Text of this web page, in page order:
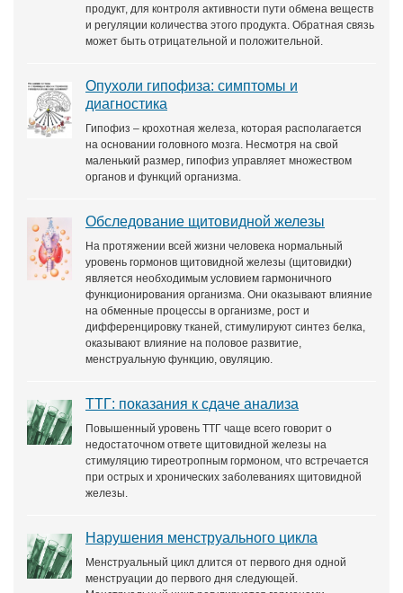
продукт, для контроля активности пути обмена веществ
и регуляции количества этого продукта. Обратная связь
может быть отрицательной и положительной.
Опухоли гипофиза: симптомы и
диагностика
Гипофиз – крохотная железа, которая располагается
на основании головного мозга. Несмотря на свой
маленький размер, гипофиз управляет множеством
органов и функций организма.
Обследование щитовидной железы
На протяжении всей жизни человека нормальный
уровень гормонов щитовидной железы (щитовидки)
является необходимым условием гармоничного
функционирования организма. Они оказывают влияние
на обменные процессы в организме, рост и
дифференцировку тканей, стимулируют синтез белка,
оказывают влияние на половое развитие,
менструальную функцию, овуляцию.
ТТГ: показания к сдаче анализа
Повышенный уровень ТТГ чаще всего говорит о
недостаточном ответе щитовидной железы на
стимуляцию тиреотропным гормоном, что встречается
при острых и хронических заболеваниях щитовидной
железы.
Нарушения менструального цикла
Менструальный цикл длится от первого дня одной
менструации до первого дня следующей.